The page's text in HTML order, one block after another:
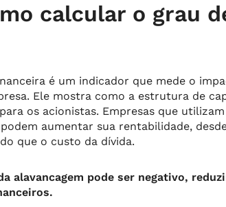
calcular o grau
é um indicador que mede o
Ele mostra como a estrutura de
os acionistas. Empresas que
aumentar sua rentabilidade,
que o custo da dívida.
alavancagem pode ser negativo,